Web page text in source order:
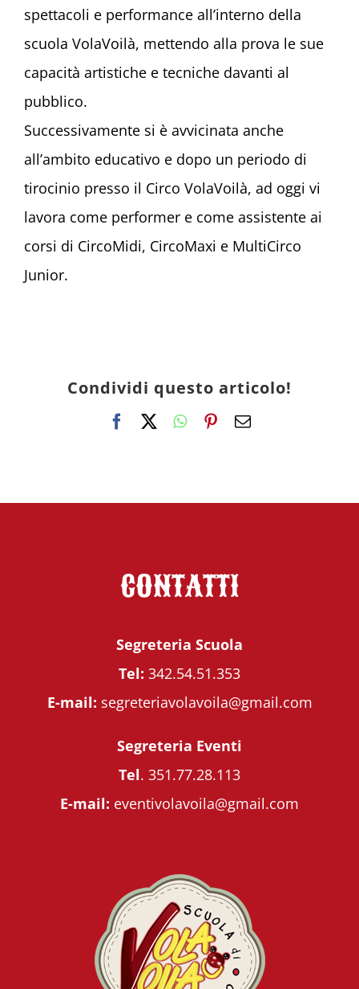
spettacoli e performance all’interno della
scuola VolaVoilà, mettendo alla prova le sue
capacità artistiche e tecniche davanti al
pubblico.
Successivamente si è avvicinata anche
all’ambito educativo e dopo un periodo di
tirocinio presso il Circo VolaVoilà, ad oggi vi
lavora come performer e come assistente ai
corsi di CircoMidi, CircoMaxi e MultiCirco
Junior.
Condividi questo articolo!
FacebookWhatsApp
Pinterest
Email
CONTATTI
Segreteria Scuola
Tel: 342.54.51.353
E-mail: segreteriavolavoila@gmail.com
Segreteria Eventi
Tel. 351.77.28.113
E-mail: eventivolavoila@gmail.com